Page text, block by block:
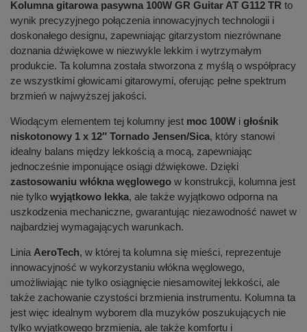
Kolumna gitarowa pasywna 100W GR Guitar AT G112 TR to
wynik precyzyjnego połączenia innowacyjnych technologii i
doskonałego designu, zapewniając gitarzystom niezrównane
doznania dźwiękowe w niezwykle lekkim i wytrzymałym
produkcie. Ta kolumna została stworzona z myślą o współpracy
ze wszystkimi głowicami gitarowymi, oferując pełne spektrum
brzmień w najwyższej jakości.
Wiodącym elementem tej kolumny jest moc 100W i głośnik
niskotonowy 1 x 12″ Tornado Jensen/Sica, który stanowi
idealny balans między lekkością a mocą, zapewniając
jednocześnie imponujące osiągi dźwiękowe. Dzięki
zastosowaniu włókna węglowego w konstrukcji, kolumna jest
nie tylko wyjątkowo lekka, ale także wyjątkowo odporna na
uszkodzenia mechaniczne, gwarantując niezawodność nawet w
najbardziej wymagających warunkach.
Linia AeroTech, w której ta kolumna się mieści, reprezentuje
innowacyjność w wykorzystaniu włókna węglowego,
umożliwiając nie tylko osiągnięcie niesamowitej lekkości, ale
także zachowanie czystości brzmienia instrumentu. Kolumna ta
jest więc idealnym wyborem dla muzyków poszukujących nie
tylko wyjątkowego brzmienia, ale także komfortu i